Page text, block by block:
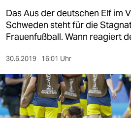
kultur
sport
nord
wahrheit
Das Aus der deutschen Elf im
Schweden steht für die
Frauenfußball. Wann reagiert
30.6.2019 16:01 Uhr